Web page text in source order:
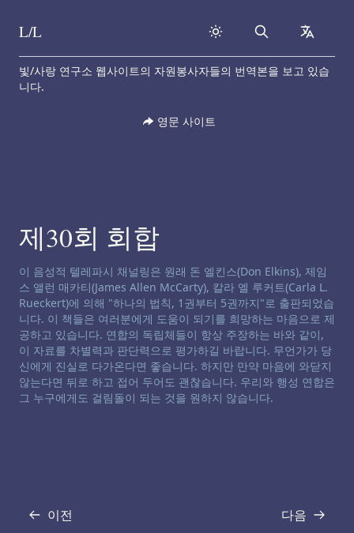
Skip to content
L/L Search
빛/사랑 연구소 웹사이트의 자원봉사자들의 번역본을 보고 있습
니다.
영문 사이트
제30회 회합
채널링 면책 성명서:
이 음성적 텔레파시 채널링은 원래 돈 엘킨스(Don Elkins), 제임
스 앨런 매카티(James Allen McCarty), 칼라 엘 루커트(Carla L.
Rueckert)에 의해 "하나의 법칙, 1권부터 5권까지"로 출판되었습
니다. 이 책들은 여러분에게 도움이 되기를 희망하는 마음으로 제
공하고 있습니다. 연합의 독립체들이 항상 주장하는 바와 같이,
이 자료를 차별력과 판단력으로 평가하길 바랍니다. 무언가가 당
신에게 진실로 다가온다면 좋습니다. 하지만 만약 마음에 와닫지
않는다면 뒤로 하고 접어 두어도 괜찮습니다. 우리와 행성 연합은
그 누구에게도 걸림돌이 되는 것을 원하지 않습니다.
이전
기록 다음
기록